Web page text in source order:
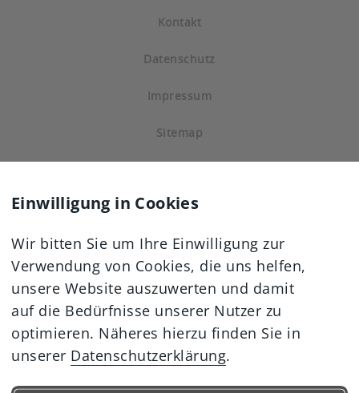
Kontakt
Datenschutz
Impressum
Sitemap
Einwilligung in Cookies
Wir bitten Sie um Ihre Einwilligung zur
Verwendung von Cookies, die uns helfen,
unsere Website auszuwerten und damit
auf die Bedürfnisse unserer Nutzer zu
optimieren. Näheres hierzu finden Sie in
unserer Datenschutzerklärung.